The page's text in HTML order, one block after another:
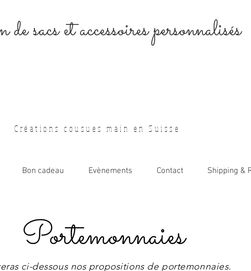
sacs et accessoires personnalisés
Créations cousues main en Suisse
Bon cadeau Evènements Contact Shipping &
Portemonnaies
ci-dessous nos propositions de portemonnaies.